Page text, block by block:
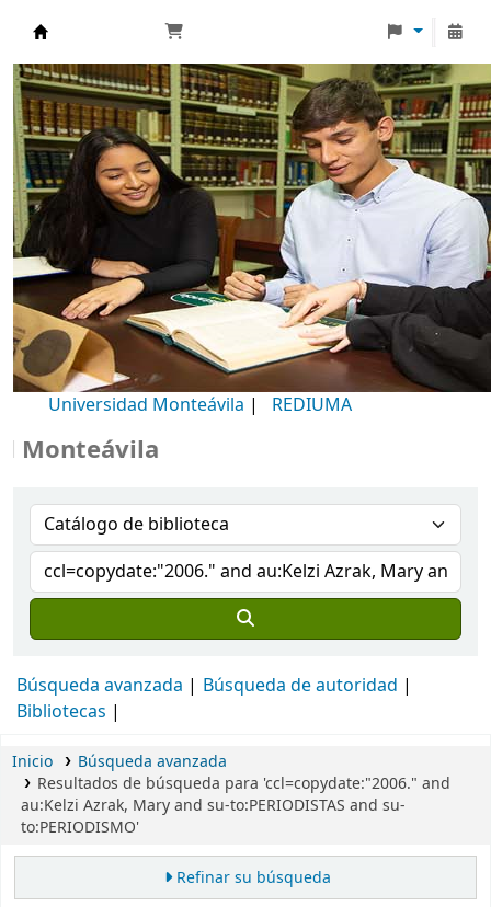
Biblioteca Universidad Monteávila
Universidad Monteávila | REDIUMA
Búsqueda avanzada
Búsqueda de autoridad
Bibliotecas
Inicio
Búsqueda avanzada
Resultados de búsqueda para 'ccl=copydate:"2006." and
au:Kelzi Azrak, Mary and su-to:PERIODISTAS and su-
to:PERIODISMO'
Refinar su búsqueda